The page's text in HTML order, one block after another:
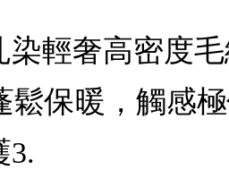
染輕奢高密度
鬆保暖，觸感
3.